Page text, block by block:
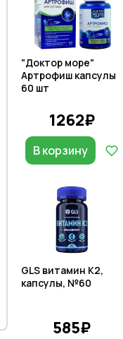
"Доктор море"
Артрофиш капсулы
60 шт
1262₽
В корзину
GLS витамин К2,
капсулы, №60
585₽